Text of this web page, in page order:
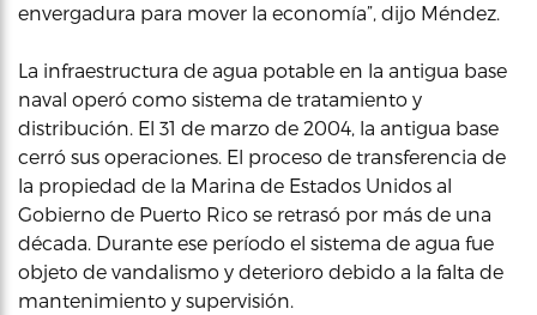
envergadura para mover la economía”, dijo Méndez.
La infraestructura de agua potable en la antigua base
naval operó como sistema de tratamiento y
distribución. El 31 de marzo de 2004, la antigua base
cerró sus operaciones. El proceso de transferencia de
la propiedad de la Marina de Estados Unidos al
Gobierno de Puerto Rico se retrasó por más de una
década. Durante ese período el sistema de agua fue
objeto de vandalismo y deterioro debido a la falta de
mantenimiento y supervisión.